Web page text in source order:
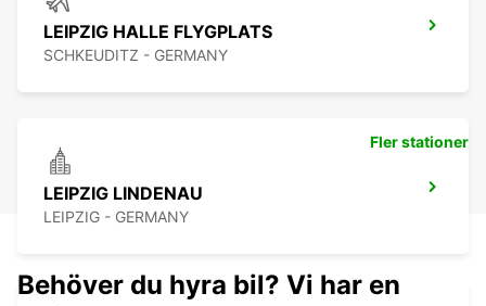
LEIPZIG HALLE FLYGPLATS
SCHKEUDITZ - GERMANY
LEIPZIG LINDENAU
LEIPZIG - GERMANY
Fler stationer
Behöver du hyra bil? Vi har en